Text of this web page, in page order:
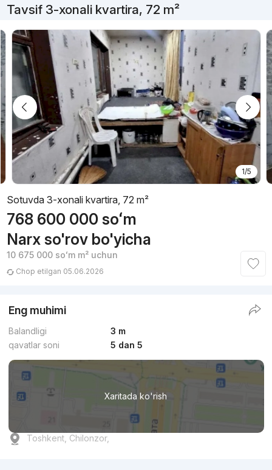
Tavsif 3-xonali kvartira, 72 m²
1/5
Sotuvda 3-xonali kvartira, 72 m²
768 600 000 soʻm
Narx so'rov bo'yicha
10 675 000 soʻmm² uchun
Chop etilgan 05.06.2026
Eng muhimi
Balandligi
3 m
qavatlar soni
5 dan 5
Xaritada ko'rish
Toshkent, Chilonzor,